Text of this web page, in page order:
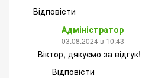
Відповісти
Адміністратор
03.08.2024 в 10:43
Віктор, дякуємо за
Відповісти